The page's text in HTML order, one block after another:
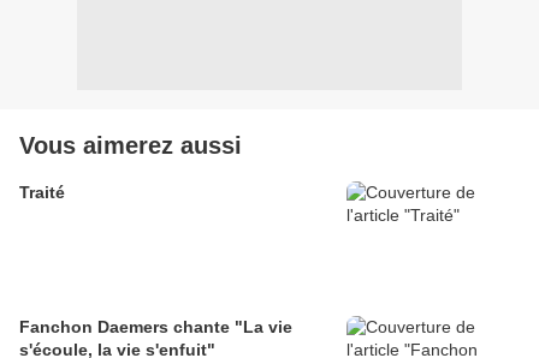
Vous aimerez aussi
Traité
Fanchon Daemers chante "La vie
s'écoule, la vie s'enfuit"